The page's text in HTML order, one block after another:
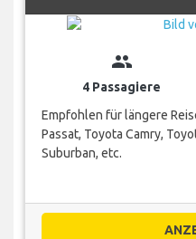
group
4 Passagiere
Empfohlen für längere
Passat, Toyota Camry,
Suburban, etc.